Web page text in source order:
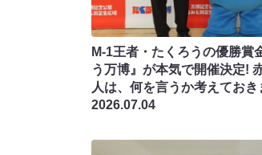
M-1王者・たくろうの優勝賞
う万博』が本気で開催決定!
人は、何を言うか考えておき
2026.07.04